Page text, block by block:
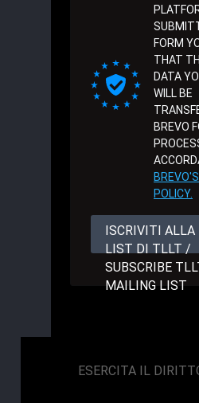
FORM
THAT
DATA
WILL BE
BREVO
POLICY.
ISCRIVITI ALLA
LIST DI TLLT /
SUBSCRIBE
MAILING LIST
ESERCITA IL